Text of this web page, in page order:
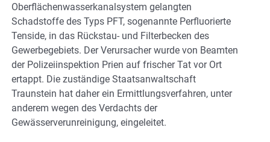
Oberflächenwasserkanalsystem gelangten
Schadstoffe des Typs PFT, sogenannte Perfluorierte
Tenside, in das Rückstau- und Filterbecken des
Gewerbegebiets. Der Verursacher wurde von Beamten
der Polizeiinspektion Prien auf frischer Tat vor Ort
ertappt. Die zuständige Staatsanwaltschaft
Traunstein hat daher ein Ermittlungsverfahren, unter
anderem wegen des Verdachts der
Gewässerverunreinigung, eingeleitet.